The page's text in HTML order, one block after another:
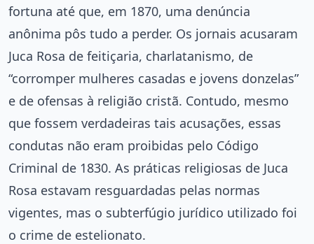
fortuna até que, em 1870, uma denúncia
anônima pôs tudo a perder. Os jornais acusaram
Juca Rosa de feitiçaria, charlatanismo, de
“corromper mulheres casadas e jovens donzelas”
e de ofensas à religião cristã. Contudo, mesmo
que fossem verdadeiras tais acusações, essas
condutas não eram proibidas pelo Código
Criminal de 1830. As práticas religiosas de Juca
Rosa estavam resguardadas pelas normas
vigentes, mas o subterfúgio jurídico utilizado foi
o crime de estelionato.